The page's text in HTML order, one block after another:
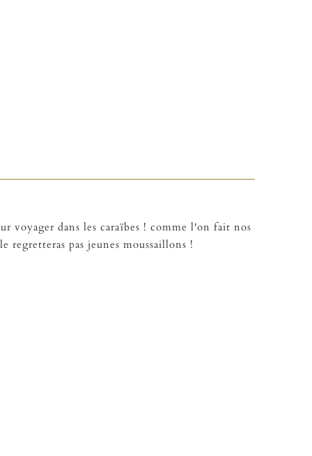
voyager dans les caraïbes ! comme l'on fait nos
pas jeunes moussaillons !